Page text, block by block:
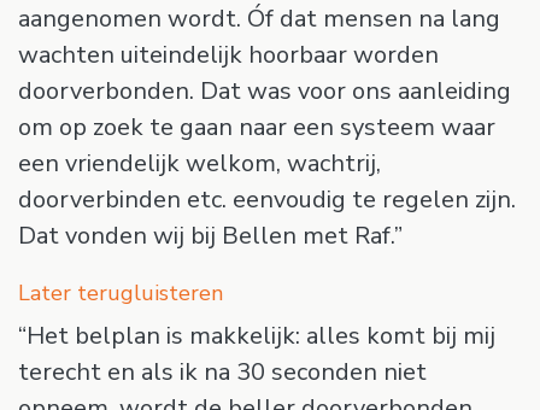
aangenomen wordt. Óf dat mensen na lang
wachten uiteindelijk hoorbaar worden
doorverbonden. Dat was voor ons aanleiding
om op zoek te gaan naar een systeem waar
een vriendelijk welkom, wachtrij,
doorverbinden etc. eenvoudig te regelen zijn.
Dat vonden wij bij Bellen met Raf.”
Later terugluisteren
“Het belplan is makkelijk: alles komt bij mij
terecht en als ik na 30 seconden niet